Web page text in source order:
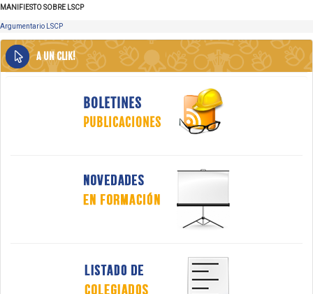
MANIFIESTO SOBRE LSCP
Argumentario LSCP
A UN CLIK!